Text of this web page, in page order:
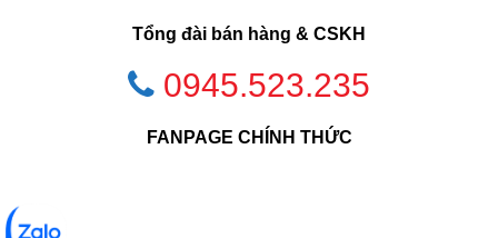
Tổng đài bán hàng & CSKH
0945.523.235
FANPAGE CHÍNH THỨC